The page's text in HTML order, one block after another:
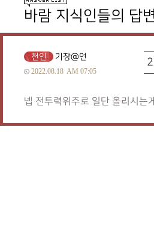
바람 지식인들의 답변
천인 기장@연
2022.08.18 AM 07:05
넵 전투력위주로 일단 올리시는